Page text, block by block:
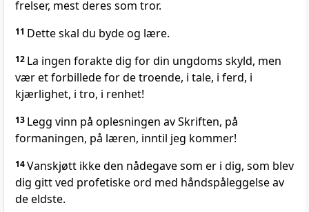
frelser, mest deres som tror.
11 Dette skal du byde og lære.
12 La ingen forakte dig for din ungdoms skyld, men
vær et forbillede for de troende, i tale, i ferd, i
kjærlighet, i tro, i renhet!
13 Legg vinn på oplesningen av Skriften, på
formaningen, på læren, inntil jeg kommer!
14Vanskjøtt ikke den nådegave som er i dig, som blev
dig gitt ved profetiske ord med håndspåleggelse av
de eldste.